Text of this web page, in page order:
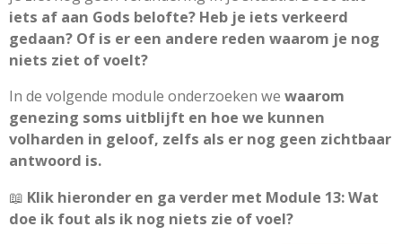
iets af aan Gods belofte? Heb je iets verkeerd
gedaan? Of is er een andere reden waarom je nog
niets ziet of voelt?
In de volgende module onderzoeken we waarom
genezing soms uitblijft en hoe we kunnen
volharden in geloof, zelfs als er nog geen zichtbaar
antwoord is.
📖 Klik hieronder en ga verder met Module 13: Wat
doe ik fout als ik nog niets zie of voel?